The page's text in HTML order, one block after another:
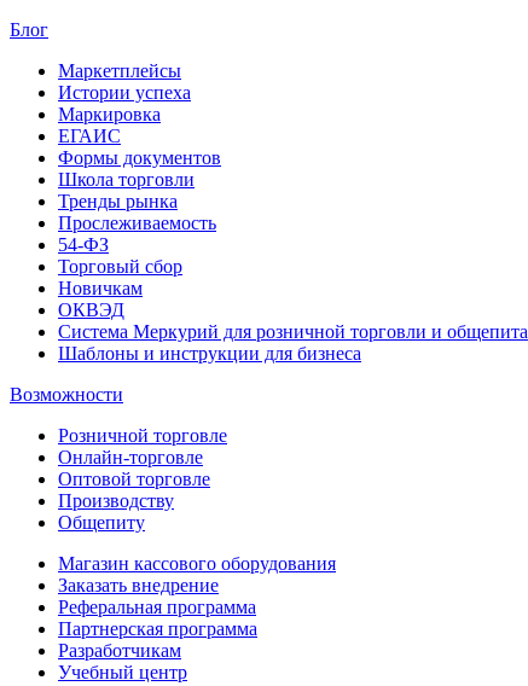
Блог
Маркетплейсы
Истории успеха
Маркировка
ЕГАИС
Формы документов
Школа торговли
Тренды рынка
Прослеживаемость
54-ФЗ
Торговый сбор
Новичкам
ОКВЭД
Система Меркурий для розничной торговли и общепита
Шаблоны и инструкции для бизнеса
Возможности
Розничной торговле
Онлайн-торговле
Оптовой торговле
Производству
Общепиту
Магазин кассового оборудования
Заказать внедрение
Реферальная программа
Партнерская программа
Разработчикам
Учебный центр